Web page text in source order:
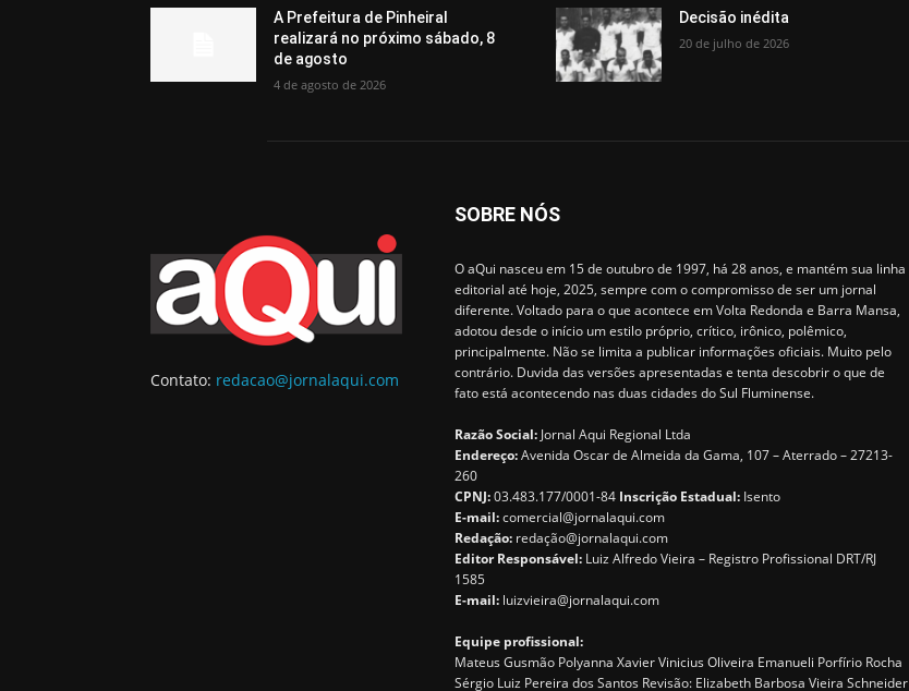
A Prefeitura de Pinheiral
realizará no próximo sábado, 8
de agosto
4 de agosto de 2026
Decisão inédita
20 de julho de 2026
Contato: redacao@jornalaqui.com
SOBRE NÓS
O aQui nasceu em 15 de outubro de 1997, há 28 anos, e mantém sua linha
editorial até hoje, 2025, sempre com o compromisso de ser um jornal
diferente. Voltado para o que acontece em Volta Redonda e Barra Mansa,
adotou desde o início um estilo próprio, crítico, irônico, polêmico,
principalmente. Não se limita a publicar informações oficiais. Muito pelo
contrário. Duvida das versões apresentadas e tenta descobrir o que de
fato está acontecendo nas duas cidades do Sul Fluminense.
Razão Social: Jornal Aqui Regional Ltda
Endereço:Avenida Oscar de Almeida da Gama, 107 – Aterrado – 27213-
260
CPNJ:03.483.177/0001-84 Inscrição Estadual: Isento
E-mail:comercial@jornalaqui.com
Redação: redação@jornalaqui.com
Editor Responsável: Luiz Alfredo Vieira – Registro Profissional DRT/RJ
1585
E-mail: luizvieira@jornalaqui.com
Equipe profissional:
Mateus Gusmão Polyanna Xavier Vinicius Oliveira Emanueli Porfírio Rocha
Sérgio Luiz Pereira dos Santos Revisão: Elizabeth Barbosa Vieira Schneider